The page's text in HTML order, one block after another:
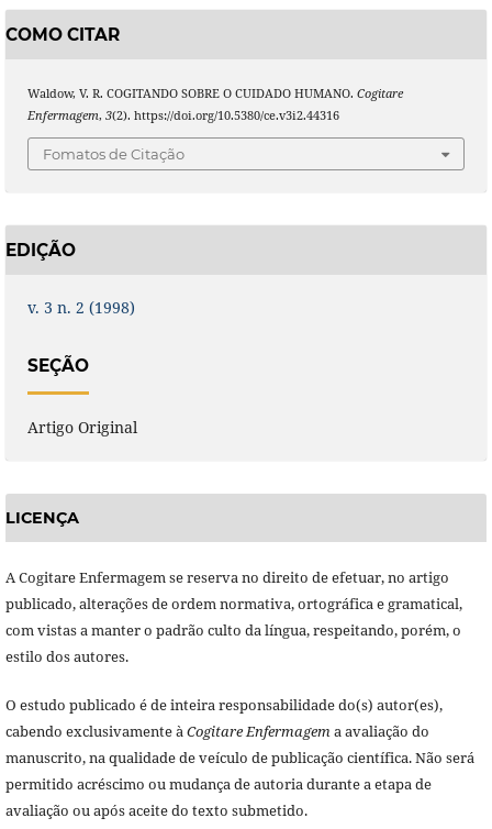
COMO CITAR
Waldow, V. R. COGITANDO SOBRE O CUIDADO HUMANO. Cogitare
Enfermagem, 3(2). https://doi.org/10.5380/ce.v3i2.44316
Fomatos de Citação
EDIÇÃO
v. 3 n. 2 (1998)
SEÇÃO
Artigo Original
LICENÇA
A Cogitare Enfermagem se reserva no direito de efetuar, no artigo
publicado, alterações de ordem normativa, ortográfica e gramatical,
com vistas a manter o padrão culto da língua, respeitando, porém, o
estilo dos autores.
O estudo publicado é de inteira responsabilidade do(s) autor(es),
cabendo exclusivamente àCogitare Enfermagema avaliação do
manuscrito, na qualidade de veículo de publicação científica. Não será
permitido acréscimo ou mudança de autoria durante a etapa de
avaliação ou após aceite do texto submetido.